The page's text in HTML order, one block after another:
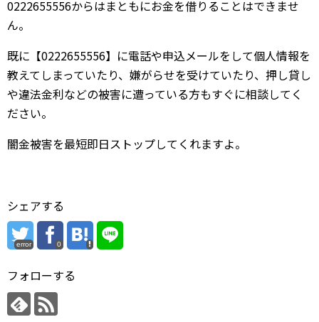
0222655556からはまともにお金を借りることはできませ
ん。
既に【0222655556】に電話や申込メールをして個人情報を
教えてしまっていたり、嫌がらせを受けていたり、押し貸し
や違法金利などの被害に遭っている方もすぐに相談してく
ださい。
闇金被害を最短即日ストップしてくれますよ。
シェアする
error 0
フォローする